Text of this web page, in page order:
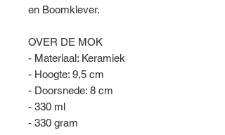
en Boomklever.
OVER DE MOK
- Materiaal: Keramiek
- Hoogte: 9,5 cm
- Doorsnede: 8 cm
- 330 ml
- 330 gram